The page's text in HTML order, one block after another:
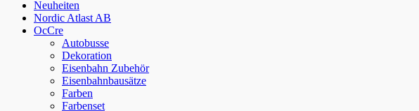
Neuheiten
Nordic Atlast AB
OcCre
Autobusse
Dekoration
Eisenbahn Zubehör
Eisenbahnbausätze
Farben
Farbenset